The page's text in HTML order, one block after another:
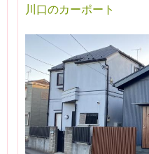
川口のカーポート